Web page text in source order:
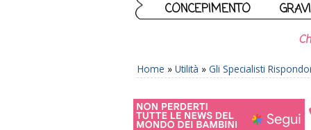
CONCEPIMENTO
Home » Utilità » Gli Specialisti